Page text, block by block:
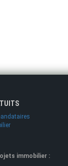
immobilier :